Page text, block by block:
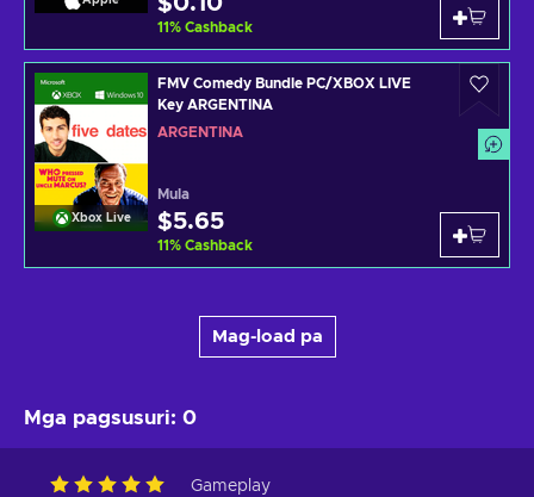
11% Cashback
Xbox Live
FMV Comedy Bundle PC/XBOX LIVE
Key ARGENTINA
ARGENTINA
Mula
$5.65
11% Cashback
Mag-load pa
Mga pagsusuri: 0
Gameplay